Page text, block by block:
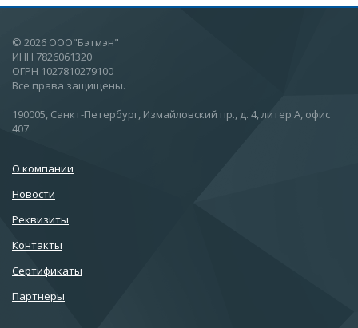
© 2026 ООО"Бэтмэн"
ИНН 7826061320
ОГРН 1027810279100
Все права защищены.
190005, Санкт-Петербург, Измайловский пр., д. 4, литер А, офис
407
О компании
Новости
Реквизиты
Контакты
Сертификаты
Партнеры